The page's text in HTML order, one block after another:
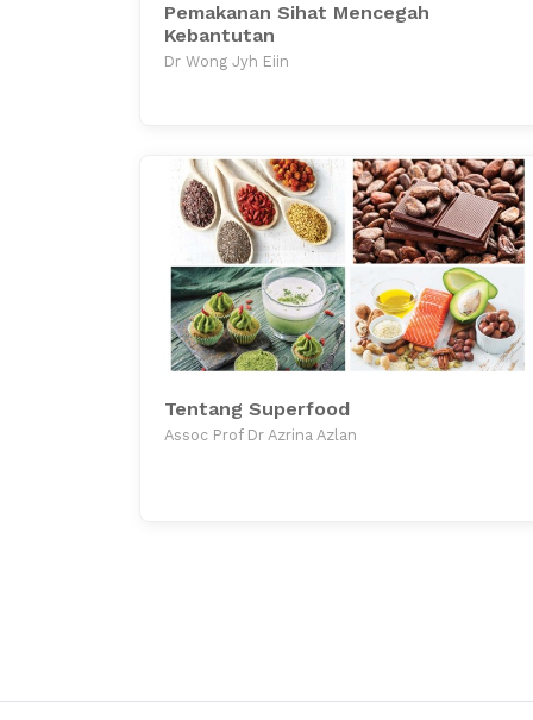
Pemakanan Sihat Mencegah
Kebantutan
Dr Wong Jyh Eiin
Tentang Superfood
Assoc Prof Dr Azrina Azlan